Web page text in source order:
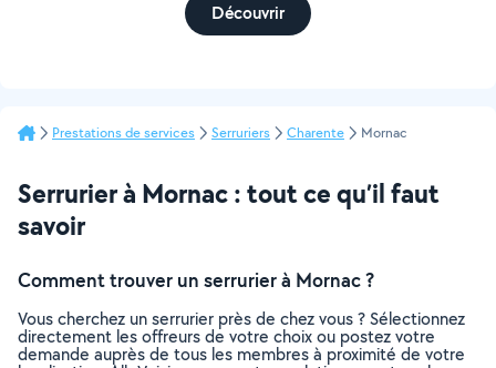
Découvrir
Prestations de services Serruriers Charente Mornac
Serrurier à Mornac : tout ce qu’il faut
savoir
Comment trouver un serrurier à Mornac ?
Vous cherchez un serrurier près de chez vous ? Sélectionnez
directement les offreurs de votre choix ou postez votre
demande auprès de tous les membres à proximité de votre